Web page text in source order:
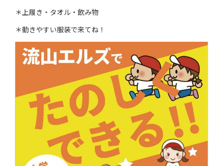
＊上履き・タオル・飲み物
＊動きやすい服装で来てね！